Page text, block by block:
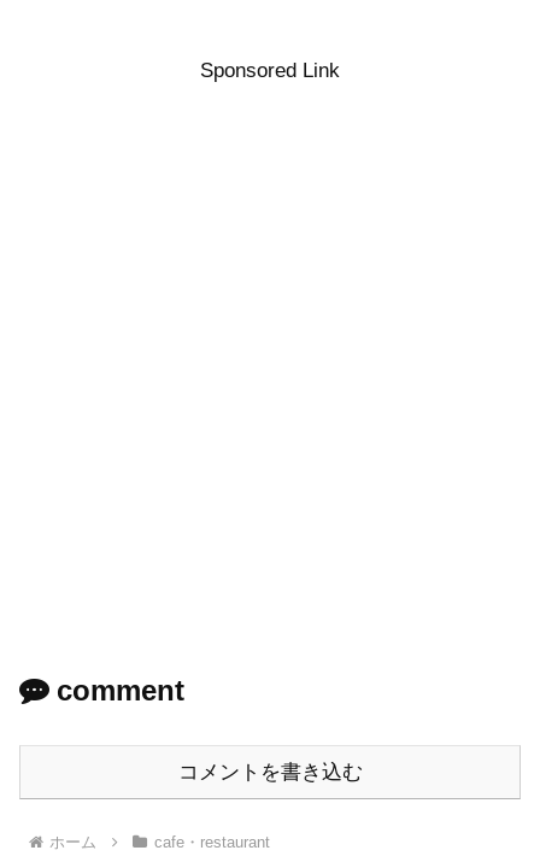
Sponsored Link
comment
コメントを書き込む
ホーム cafe・restaurant